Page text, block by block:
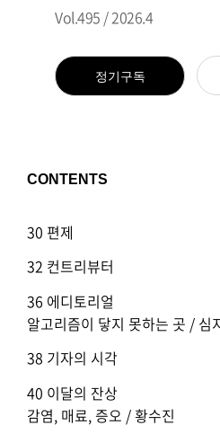
Vol.495 / 2026.4
정기구독
CONTENTS
30 편제
32 컨트리뷰터
36 에디토리얼
알고리즘이 닿지 못하는 곳 / 심
38 기자의 시각
40 이달의 잔상
감염, 매료, 증오 / 황수진